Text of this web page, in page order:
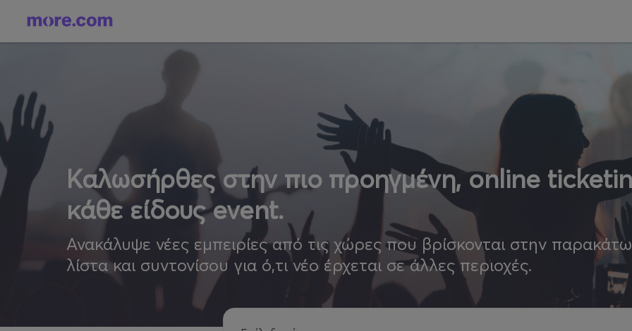
Καλωσήρθες στην πιο προηγμένη, online
κάθε είδους event.
Ανακάλυψε νέες εμπειρίες από τις χώρες που βρίσκονται στην παρακάτω
λίστα και συντονίσου για ό,τι νέο έρχεται σε άλλες περιοχές.